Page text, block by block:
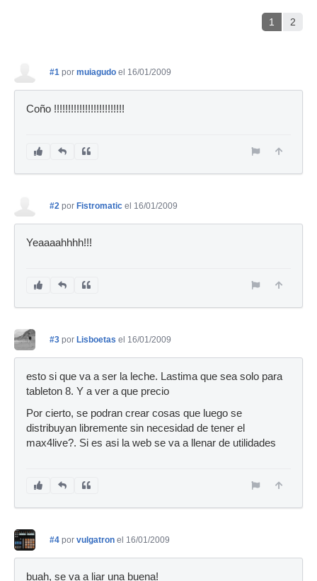
1 2
#1 por muiagudo el 16/01/2009
Coño !!!!!!!!!!!!!!!!!!!!!!!!!
#2 por Fistromatic el 16/01/2009
Yeaaaahhhh!!!
#3 por Lisboetas el 16/01/2009
esto si que va a ser la leche. Lastima que sea solo para
tableton 8. Y a ver a que precio
Por cierto, se podran crear cosas que luego se
distribuyan libremente sin necesidad de tener el
max4live?. Si es asi la web se va a llenar de utilidades
#4 por vulgatron el 16/01/2009
buah, se va a liar una buena!